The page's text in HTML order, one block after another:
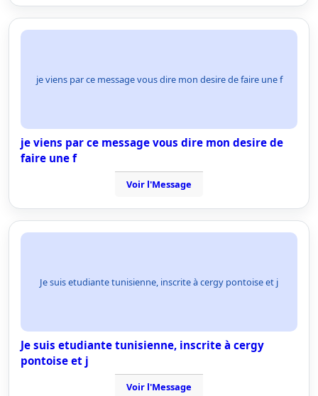
je viens par ce message vous dire mon desire de faire une f
je viens par ce message vous dire mon desire de
faire une f
Voir l'Message
Je suis etudiante tunisienne, inscrite à cergy pontoise et j
Je suis etudiante tunisienne, inscrite à cergy
pontoise et j
Voir l'Message